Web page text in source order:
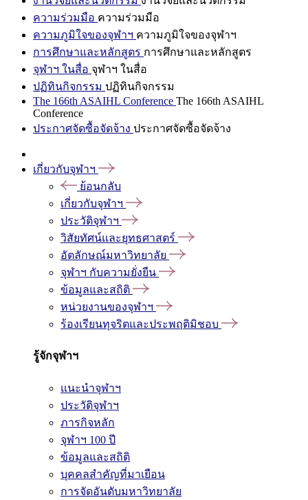
ความร่วมมือ ความร่วมมือ
ความภูมิใจของจุฬาฯ ความภูมิใจของจุฬาฯ
การศึกษาและหลักสูตร การศึกษาและหลักสูตร
จุฬาฯ ในสื่อ จุฬาฯ ในสื่อ
ปฏิทินกิจกรรม ปฏิทินกิจกรรม
The 166th ASAIHL Conference The 166th ASAIHL
Conference
ประกาศจัดซื้อจัดจ้าง ประกาศจัดซื้อจัดจ้าง
เกี่ยวกับจุฬาฯ
ย้อนกลับ
เกี่ยวกับจุฬาฯ
ประวัติจุฬาฯ
วิสัยทัศน์และยุทธศาสตร์
อัตลักษณ์มหาวิทยาลัย
จุฬาฯ กับความยั่งยืน
ข้อมูลและสถิติ
หน่วยงานของจุฬาฯ
ร้องเรียนทุจริตและประพฤติมิชอบ
รู้จักจุฬาฯ
แนะนำจุฬาฯ
ประวัติจุฬาฯ
ภารกิจหลัก
จุฬาฯ 100 ปี
ข้อมูลและสถิติ
บุคคลสำคัญที่มาเยือน
การจัดอันดับมหาวิทยาลัย